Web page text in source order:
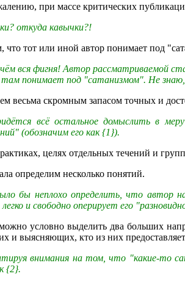
при массе критических
откуда кавычки?!
что тот или иной автор понимает под
вся фигня! Автор рассматриваемой
понимает под "сатанизмом". Не знаю,
весьма скромным запасом точных и
всё остальное домыслить в
(обозначим его как {1}).
целях отдельных течений и
определим несколько понятий.
бы неплохо определить, что автор
и свободно оперирует его
условно выделить два больших
и выясняющих, кто из них
внимания на том, что "какие-то
{2}.